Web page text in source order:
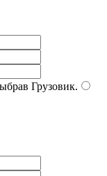
Грузовик.